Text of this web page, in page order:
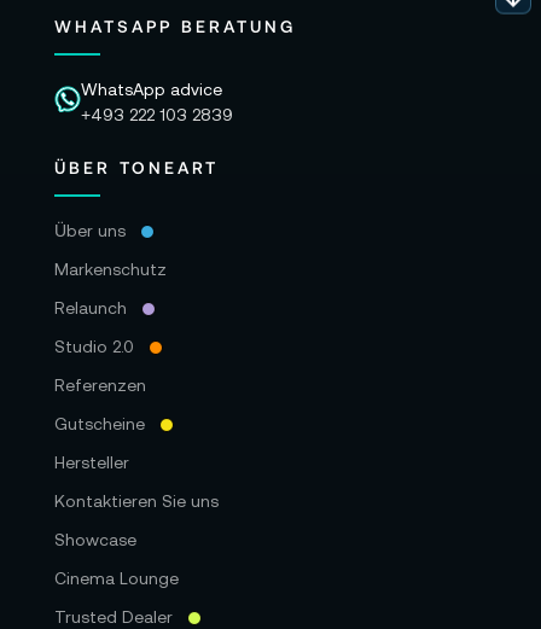
WHATSAPP BERATUNG
WhatsApp advice
+493 222 103 2839
ÜBER TONEART
Über uns
Markenschutz
Relaunch
Studio 2.0
Referenzen
Gutscheine
Hersteller
Kontaktieren Sie uns
Showcase
Cinema Lounge
Trusted Dealer